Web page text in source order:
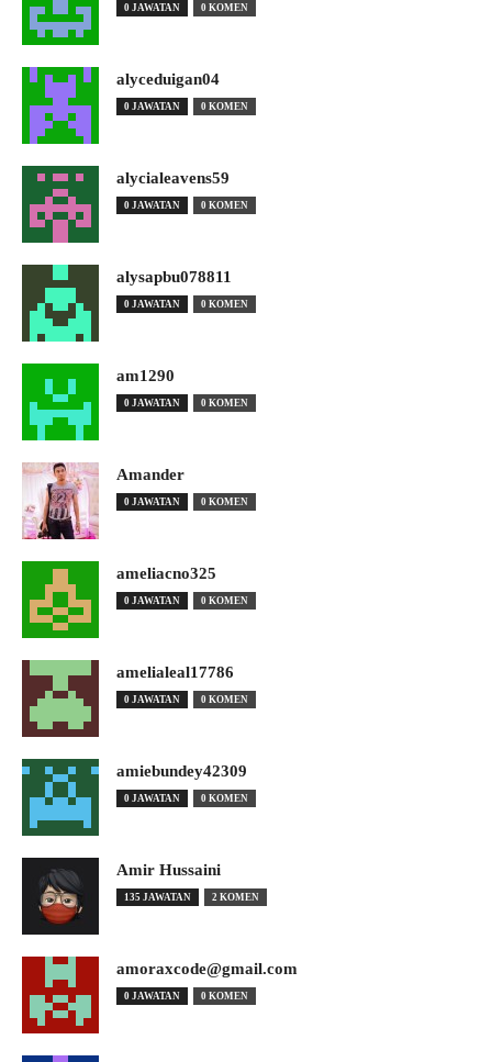
0 JAWATAN 0 KOMEN
alyceduigan04
0 JAWATAN 0 KOMEN
alycialeavens59
0 JAWATAN 0 KOMEN
alysapbu078811
0 JAWATAN 0 KOMEN
am1290
0 JAWATAN 0 KOMEN
Amander
0 JAWATAN 0 KOMEN
ameliacno325
0 JAWATAN 0 KOMEN
amelialeal17786
0 JAWATAN 0 KOMEN
amiebundey42309
0 JAWATAN 0 KOMEN
Amir Hussaini
135 JAWATAN 2 KOMEN
amoraxcode@gmail.com
0 JAWATAN 0 KOMEN